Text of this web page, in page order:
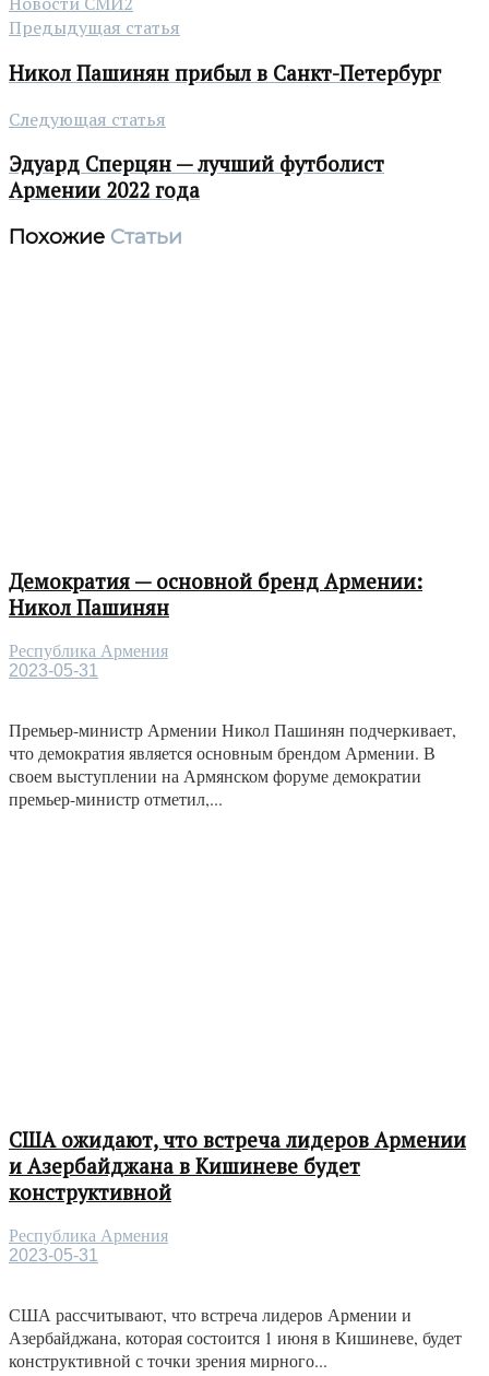
Предыдущая статья
Никол Пашинян прибыл в Санкт-Петербург
Следующая статья
Эдуард Сперцян — лучший футболист
Армении 2022 года
Похожие Статьи
Демократия — основной бренд Армении:
Никол Пашинян
Республика Армения
2023-05-31
Премьер-министр Армении Никол Пашинян подчеркивает,
что демократия является основным брендом Армении. В
своем выступлении на Армянском форуме демократии
премьер-министр отметил,...
США ожидают, что встреча лидеров Армении
и Азербайджана в Кишиневе будет
конструктивной
Республика Армения
2023-05-31
США рассчитывают, что встреча лидеров Армении и
Азербайджана, которая состоится 1 июня в Кишиневе, будет
конструктивной с точки зрения мирного...